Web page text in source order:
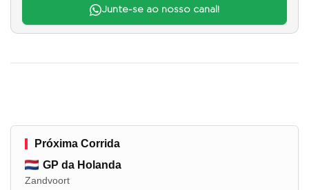
Junte-se ao nosso canal!
Próxima Corrida
GP da Holanda
Zandvoort